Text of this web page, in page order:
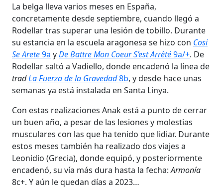
La belga lleva varios meses en España,
concretamente desde septiembre, cuando llegó a
Rodellar tras superar una lesión de tobillo. Durante
su estancia en la escuela aragonesa se hizo con Cosi
Se Arete9a yDe Battre Mon Coeur S’est Arrêté9a/+. De
Rodellar saltó a Vadiello, donde encadenó la línea de
tradLa Fuerza de la Gravedad8b, y desde hace unas
semanas ya está instalada en Santa Linya.
Con estas realizaciones Anak está a punto de cerrar
un buen año, a pesar de las lesiones y molestias
musculares con las que ha tenido que lidiar. Durante
estos meses también ha realizado dos viajes a
Leonidio (Grecia), donde equipó, y posteriormente
encadenó, su vía más dura hasta la fecha:Armonía
8c+. Y aún le quedan días a 2023…